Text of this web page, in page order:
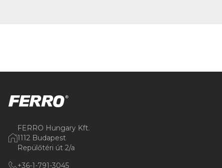
FERRO Hungary Kft.
1112 Budapest
Repülőtéri út 2/a
+36-1-791-3045